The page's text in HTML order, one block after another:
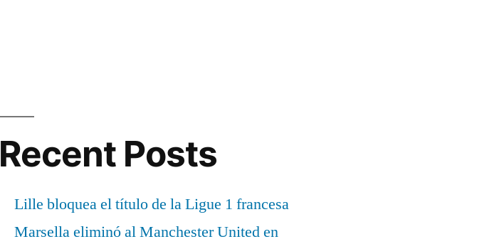
Recent Posts
Lille bloquea el título de la Ligue 1 francesa
Marsella eliminó al Manchester United en